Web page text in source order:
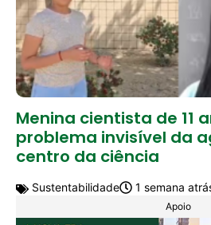
Menina cientista de 11
problema invisível da
centro da ciência
Sustentabilidade 1 semana
Apoio